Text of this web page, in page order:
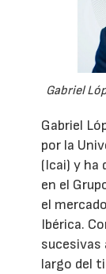
Gabriel
Gabriel
por la
(Icai) y ha
en el
el
Ibérica.
sucesivas
largo del